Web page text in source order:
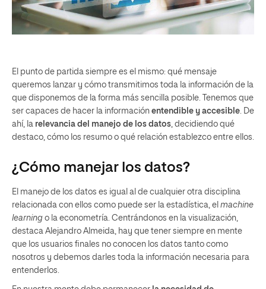
El punto de partida siempre es el mismo: qué mensaje
queremos lanzar y cómo transmitimos toda la información de la
que disponemos de la forma más sencilla posible. Tenemos que
ser capaces de hacer la información entendible y accesible. De
ahí, la relevancia del manejo de los datos, decidiendo qué
destaco, cómo los resumo o qué relación establezco entre ellos.
¿Cómo manejar los datos?
El manejo de los datos es igual al de cualquier otra disciplina
relacionada con ellos como puede ser la estadística, el machine
learning o la econometría. Centrándonos en la visualización,
destaca Alejandro Almeida, hay que tener siempre en mente
que los usuarios finales no conocen los datos tanto como
nosotros y debemos darles toda la información necesaria para
entenderlos.